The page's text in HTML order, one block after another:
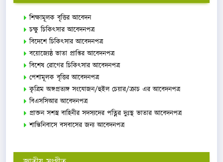
শিক্ষামূলক বৃত্তির আবেদন
চক্ষু চিকিৎসার আবেদনপত্র
বিদেশে চিকিৎসার আবেদনপত্র
বয়োজ্যেষ্ঠ ভাতা প্রাপ্তির আবেদনপত্র
বিশেষ রোগের চিকিৎসার আবেদনপত্র
পেশামূলক বৃত্তির আবেদনপত্র
কৃত্রিম অঙ্গপ্রত্যঙ্গ সংযোজন/হুইল চেয়ার/ক্রাচ এর আবেদনপত্র
বিএসসিআর আবেদনপত্র
প্রাক্তন সশস্ত্র বাহিনীর সদস্যদের পত্নির দুঃস্থ ভাতার আবেদনপত্র
শান্তিনিবাসে বসবাসের জন্য আবেদনপত্র